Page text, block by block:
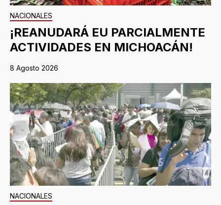
NACIONALES
¡REANUDARÁ EU PARCIALMENTE
ACTIVIDADES EN MICHOACÁN!
8 Agosto 2026
NACIONALES